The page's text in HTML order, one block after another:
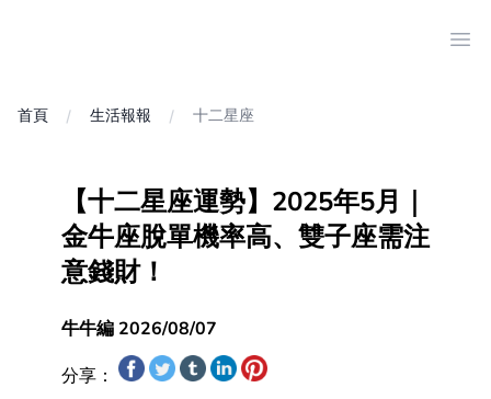
首頁 生活報報 十二星座
【十二星座運勢】2025年5月｜
金牛座脫單機率高、雙子座需注
意錢財！
牛牛編 2026/08/07
分享：